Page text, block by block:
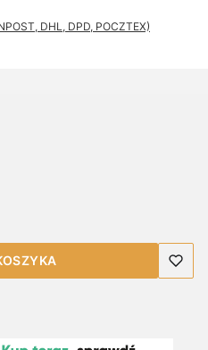
DHL, DPD, POCZTEX)